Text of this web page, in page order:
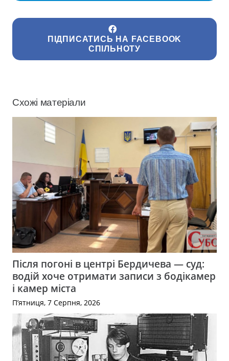
ПІДПИСАТИСЬ НА FACEBOOK
СПІЛЬНОТУ
Схожі матеріали
Після погоні в центрі Бердичева — суд:
водій хоче отримати записи з бодікамер
і камер міста
П’ятниця, 7 Серпня, 2026